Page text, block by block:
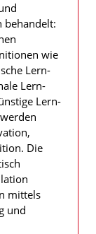
behandelt:
wie
Lern-
Lern-
Lern-
Die
mittels
und